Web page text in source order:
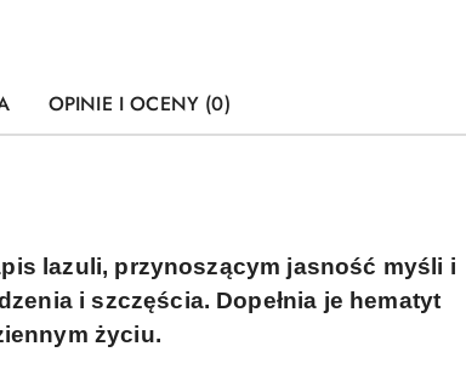
OPINIE I OCENY (0)
lazuli, przynoszącym jasność myśli i
i szczęścia. Dopełnia je hematyt
życiu.